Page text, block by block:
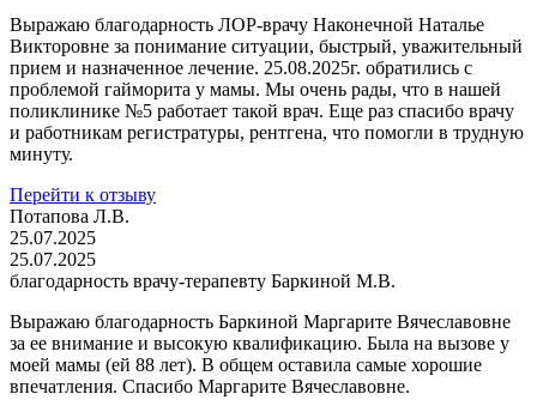
Выражаю благодарность ЛОР-врачу Наконечной Наталье
Викторовне за понимание ситуации, быстрый, уважительный
прием и назначенное лечение. 25.08.2025г. обратились с
проблемой гайморита у мамы. Мы очень рады, что в нашей
поликлинике №5 работает такой врач. Еще раз спасибо врачу
и работникам регистратуры, рентгена, что помогли в трудную
минуту.
Перейти к отзыву
Потапова Л.В.
25.07.2025
25.07.2025
благодарность врачу-терапевту Баркиной М.В.
Выражаю благодарность Баркиной Маргарите Вячеславовне
за ее внимание и высокую квалификацию. Была на вызове у
моей мамы (ей 88 лет). В общем оставила самые хорошие
впечатления. Спасибо Маргарите Вячеславовне.